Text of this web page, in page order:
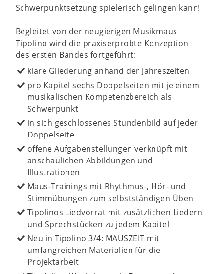
Schwerpunktsetzung spielerisch gelingen kann!
Begleitet von der neugierigen Musikmaus
Tipolino wird die praxiserprobte Konzeption
des ersten Bandes fortgeführt:
klare Gliederung anhand der Jahreszeiten
pro Kapitel sechs Doppelseiten mit je einem
musikalischen Kompetenzbereich als
Schwerpunkt
in sich geschlossenes Stundenbild auf jeder
Doppelseite
offene Aufgabenstellungen verknüpft mit
anschaulichen Abbildungen und
Illustrationen
Maus-Trainings mit Rhythmus-, Hör- und
Stimmübungen zum selbstständigen Üben
Tipolinos Liedvorrat mit zusätzlichen Liedern
und Sprechstücken zu jedem Kapitel
Neu in Tipolino 3/4: MAUSZEIT mit
umfangreichen Materialien für die
Projektarbeit